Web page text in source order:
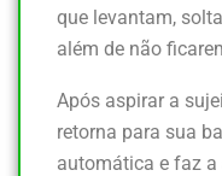
que levantam,
além de não
Após aspirar a
retorna para sua
automática e faz a